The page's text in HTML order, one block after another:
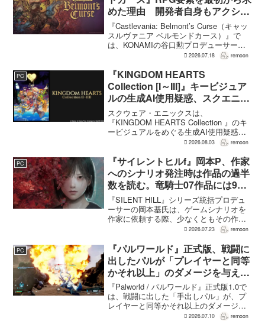
めた理由 開発者自身もアクショ
ンのつらさを実感
『Castlevania: Belmont’s Curse（キャッ
スルヴァニア ベルモンドカース）』で
は、KONAMIの谷口勲プロデューサー
が、レベルアップを含むRPG的システム
何度も挑戦すれば先へ進める...
2026.07.18 remoon
PC
『KINGDOM HEARTS
Collection [I～III]』キービジュア
ルの生成AI使用疑惑、スクエニが
否定――不自然な描写は「人為的
ミス」
スクウェア・エニックスは、
『KINGDOM HEARTS Collection 』のキ
ービジュアルをめぐる生成AI使用疑惑に
ついて、問題となったアセットは開発チ
不自然な箇所は「人為的ミス」によるも
のだと...
2026.08.03 remoon
PC
『サイレントヒルf』岡本P、作家
へのシナリオ発注時は作品の過半
数を読む。竜騎士07作品には9割
以上目を通す
『SILENT HILL』シリーズ統括プロデュ
ーサーの岡本基氏は、ゲームシナリオを
作家に依頼する際、少なくともその作家
の作品の過半数に目を通すという。作家
たうえで物語を任せるためだ。電ファミ
ニコゲーマーが...
2026.07.23 remoon
PC
『パルワールド』正式版、戦闘に
出したパルが「プレイヤーと同等
かそれ以上」のダメージを与えら
れるように
『Palworld / パルワールド』正式版1.0で
は、戦闘に出した「手出しパル」が、プ
レイヤーと同等かそれ以上のダメージを
敵に与えられるようになった。ほぼすべ
2026.07.10 remoon